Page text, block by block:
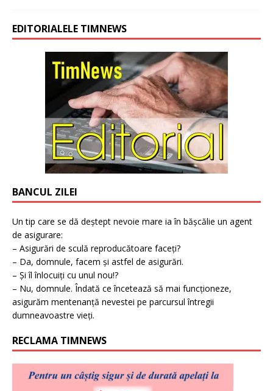
EDITORIALELE TIMNEWS
BANCUL ZILEI
Un tip care se dă deștept nevoie mare ia în bășcălie un agent
de asigurare:
– Asigurări de sculă reproducătoare faceți?
– Da, domnule, facem și astfel de asigurări.
– Și îl înlocuiți cu unul nou!?
– Nu, domnule. Îndată ce încetează să mai funcționeze,
asigurăm mentenanță nevestei pe parcursul întregii
dumneavoastre vieți.
RECLAMA TIMNEWS